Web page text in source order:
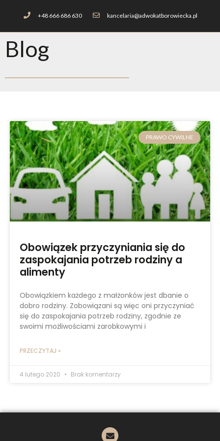
+48 666 686 630 kancelaria@adwokatborowiecka.pl
Blog
PRAWO CYWILNE
Obowiązek przyczyniania się do
zaspokajania potrzeb rodziny a
alimenty
Obowiązkiem każdego z małżonków jest dbanie o
dobro rodziny. Zobowiązani są więc oni przyczyniać
się do zaspokajania potrzeb rodziny, zgodnie ze
swoimi możliwościami zarobkowymi i
PRZECZYTAJ »
4 lutego 2020 Brak komentarzy